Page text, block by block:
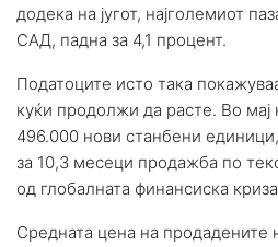
додека на југот, најголемиот
САД, падна за 4,1 процент.
Податоците исто така
куќи продолжи да расте. Во
496.000 нови станбени
за 10,3 месеци продажба по
од глобалната финансиска
Средната цена на продадените